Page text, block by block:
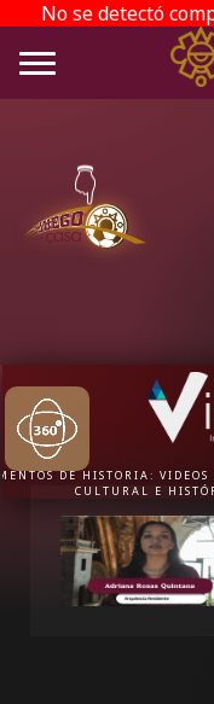
No se detectó
👇
DE HISTORIA:
CULTURAL E